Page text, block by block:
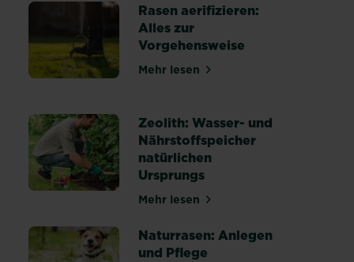
erkennen, behandeln und vorbeugen
Rasen aerifizieren:
Alles zur
Vorgehensweise
Mehr lesenüber Rasen aerifizieren: Alles
gesunden Rasen
Zeolith: Wasser- und
Nährstoffspeicher
natürlichen
Ursprungs
Mehr lesenüber Zeolith: Wasser- und
Naturrasen: Anlegen
und Pflege